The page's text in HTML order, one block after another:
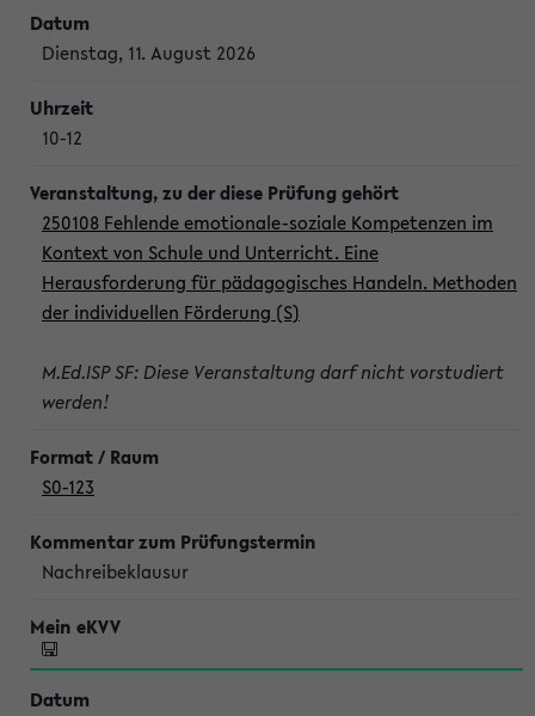
Dienstag, 11. August 2026
10-12
250108 Fehlende emotionale-soziale Kompetenzen im
Kontext von Schule und Unterricht. Eine
Herausforderung für pädagogisches Handeln. Methoden
der individuellen Förderung (S)
M.Ed.ISP SF: Diese Veranstaltung darf nicht vorstudiert
werden!
S0-123
Nachreibeklausur